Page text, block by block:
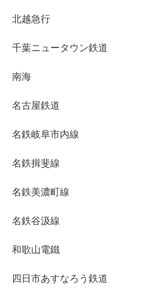
北越急行
千葉ニュータウン鉄道
南海
名古屋鉄道
名鉄岐阜市内線
名鉄揖斐線
名鉄美濃町線
名鉄谷汲線
和歌山電鐵
四日市あすなろう鉄道